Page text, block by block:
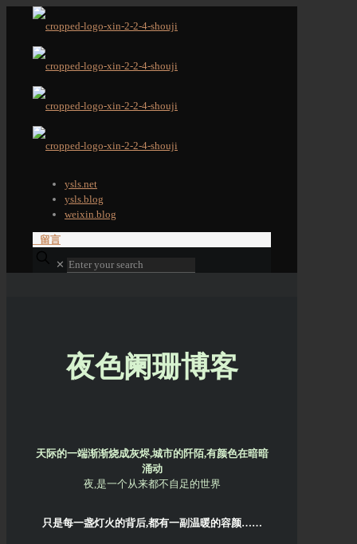
ysls.net
ysls.blog
weixin.blog
留言
✕
夜色阑珊博客
天际的一端渐渐烧成灰烬,城市的阡陌,有颜色在暗暗
涌动
夜,是一个从来都不自足的世界
只是每一盏灯火的背后,都有一副温暖的容颜……